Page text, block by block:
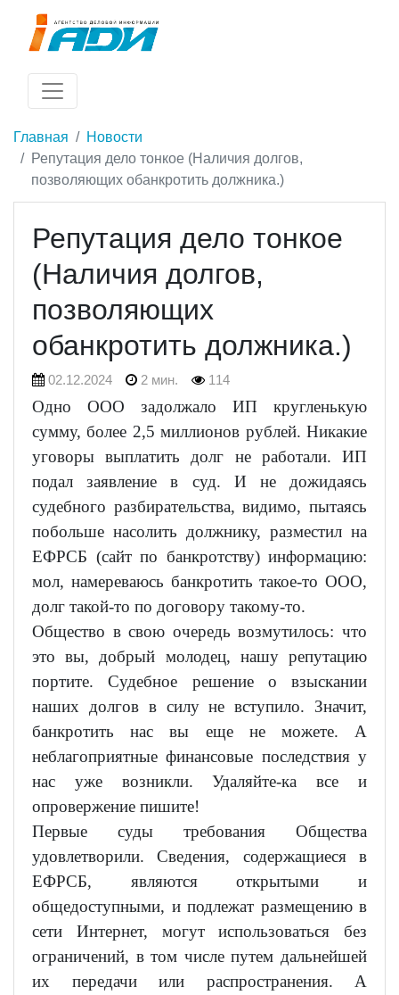
Главная
Новости
Репутация дело тонкое (Наличия долгов,
позволяющих обанкротить должника.)
Репутация дело тонкое
(Наличия долгов,
позволяющих
обанкротить должника.)
02.12.2024 2 мин. 114
Одно ООО задолжало ИП кругленькую
сумму, более 2,5 миллионов рублей. Никакие
уговоры выплатить долг не работали. ИП
подал заявление в суд. И не дожидаясь
судебного разбирательства, видимо, пытаясь
побольше насолить должнику, разместил на
ЕФРСБ (сайт по банкротству) информацию:
мол, намереваюсь банкротить такое-то ООО,
долг такой-то по договору такому-то.
Общество в свою очередь возмутилось: что
это вы, добрый молодец, нашу репутацию
портите. Судебное решение о взыскании
наших долгов в силу не вступило. Значит,
банкротить нас вы еще не можете. А
неблагоприятные финансовые последствия у
нас уже возникли. Удаляйте-ка все и
опровержение пишите!
Первые суды требования Общества
удовлетворили. Сведения, содержащиеся в
ЕФРСБ, являются открытыми и
общедоступными, и подлежат размещению в
сети Интернет, могут использоваться без
ограничений, в том числе путем дальнейшей
их передачи или распространения. А